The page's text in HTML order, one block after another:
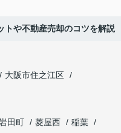
トや不動産売却のコツを解説
大阪市住之江区
田町 菱屋西
稲葉